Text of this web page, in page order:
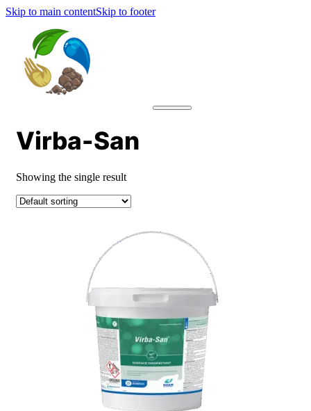
Skip to main contentSkip to footer
Virba-San
Showing the single result